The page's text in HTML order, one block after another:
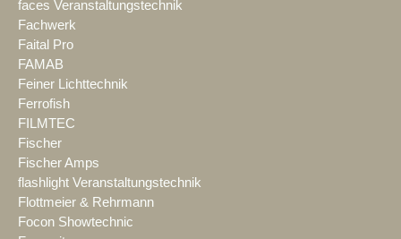
faces Veranstaltungstechnik
Fachwerk
Faital Pro
FAMAB
Feiner Lichttechnik
Ferrofish
FILMTEC
Fischer
Fischer Amps
flashlight Veranstaltungstechnik
Flottmeier & Rehrmann
Focon Showtechnic